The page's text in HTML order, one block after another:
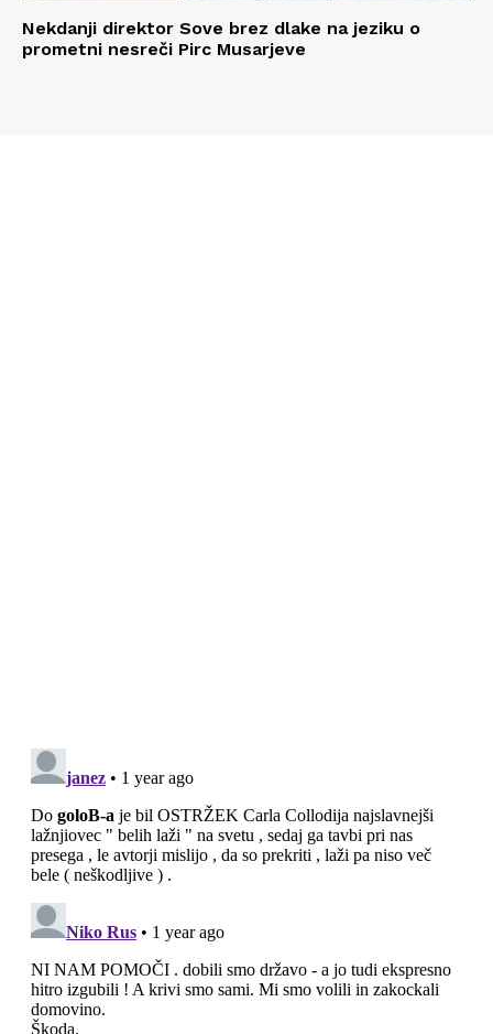
Nekdanji direktor Sove brez dlake na jeziku o
prometni nesreči Pirc Musarjeve